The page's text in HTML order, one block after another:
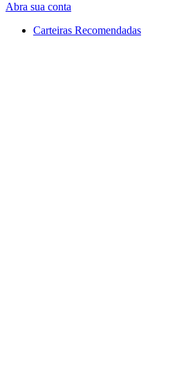
Abra sua conta
Carteiras Recomendadas